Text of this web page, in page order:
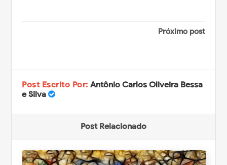
Próximo post
Post Escrito Por:Antônio Carlos Oliveira Bessa
e Silva
Post Relacionado